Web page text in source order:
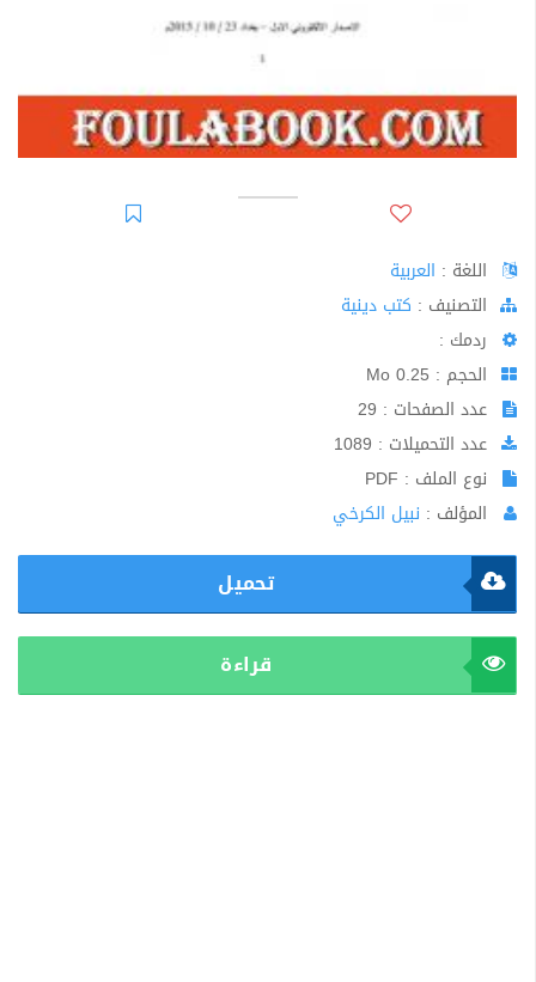
اللغة : العربية
اﻟﺘﺼﻨﻴﻒ : كتب دينية
ردمك :
الحجم : 0.25 Mo
عدد الصفحات : 29
عدد التحميلات : 1089
نوع الملف : PDF
المؤلف : نبيل الكرخي
تحميل
قراءة